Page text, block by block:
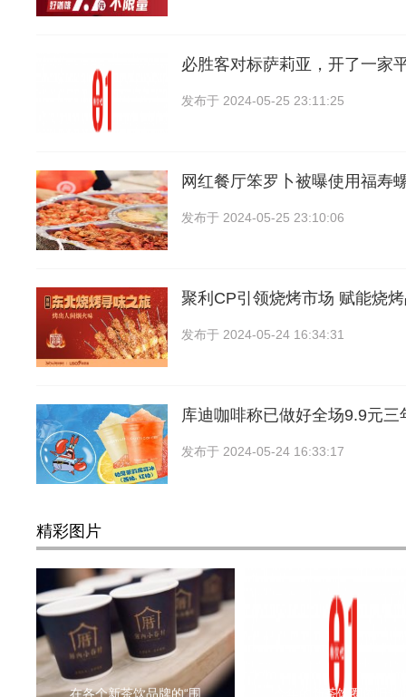
必胜客对标萨莉亚，开了一家
发布于 2024-05-25 23:11:25
网红餐厅笨罗卜被曝使用福寿
发布于 2024-05-25 23:10:06
聚利CP引领烧烤市场 赋能烧
发布于 2024-05-24 16:34:31
库迪咖啡称已做好全场9.9元三
发布于 2024-05-24 16:33:17
精彩图片
在各个新茶饮品牌的“围 今年的新茶饮圈依旧热